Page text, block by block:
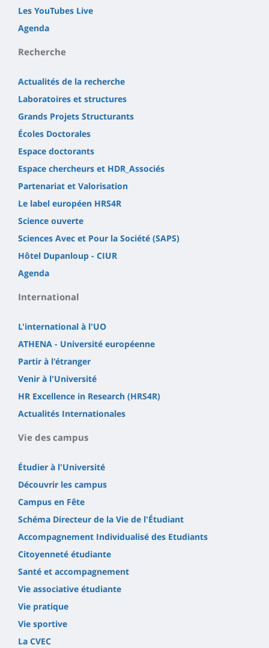
Les YouTubes Live
Agenda
Recherche
Actualités de la recherche
Laboratoires et structures
Grands Projets Structurants
Écoles Doctorales
Espace doctorants
Espace chercheurs et HDR_Associés
Partenariat et Valorisation
Le label européen HRS4R
Science ouverte
Sciences Avec et Pour la Société (SAPS)
Hôtel Dupanloup - CIUR
Agenda
International
L'international à l'UO
ATHENA - Université européenne
Partir à l'étranger
Venir à l'Université
HR Excellence in Research (HRS4R)
Actualités Internationales
Vie des campus
Étudier à l'Université
Découvrir les campus
Campus en Fête
Schéma Directeur de la Vie de l'Étudiant
Accompagnement Individualisé des Etudiants
Citoyenneté étudiante
Santé et accompagnement
Vie associative étudiante
Vie pratique
Vie sportive
La CVEC